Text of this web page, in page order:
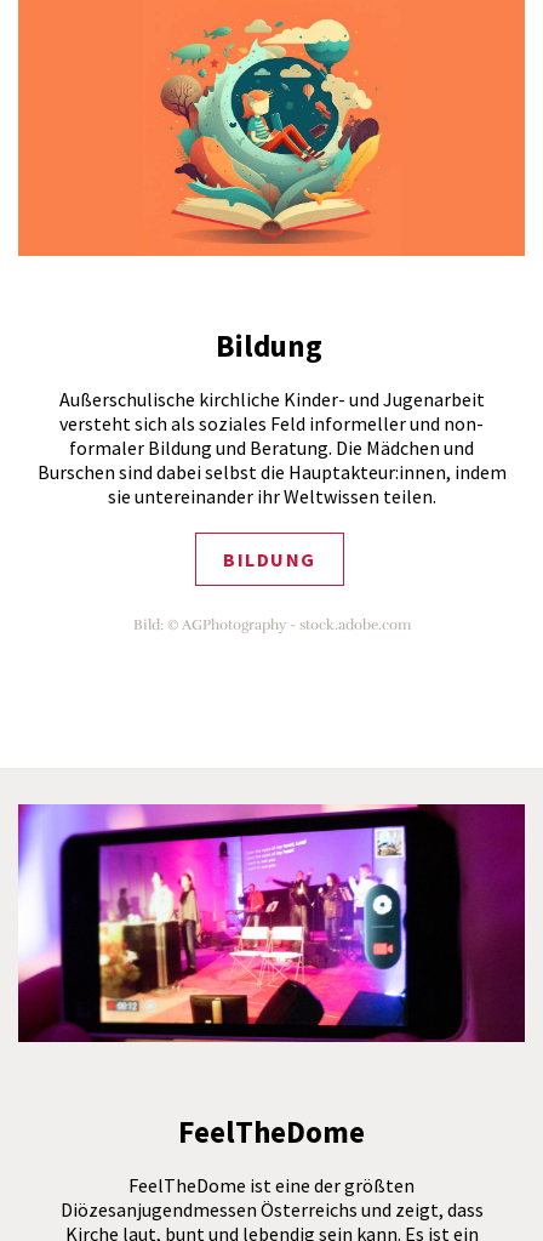
Bildung
Außerschulische kirchliche Kinder- und Jugenarbeit
versteht sich als soziales Feld informeller und non-
formaler Bildung und Beratung. Die Mädchen und
Burschen sind dabei selbst die Hauptakteur:innen, indem
sie untereinander ihr Weltwissen teilen.
BILDUNG
Bild: © AGPhotography - stock.adobe.com
FeelTheDome
FeelTheDome ist eine der größten
Diözesanjugendmessen Österreichs und zeigt, dass
Kirche laut, bunt und lebendig sein kann. Es ist ein